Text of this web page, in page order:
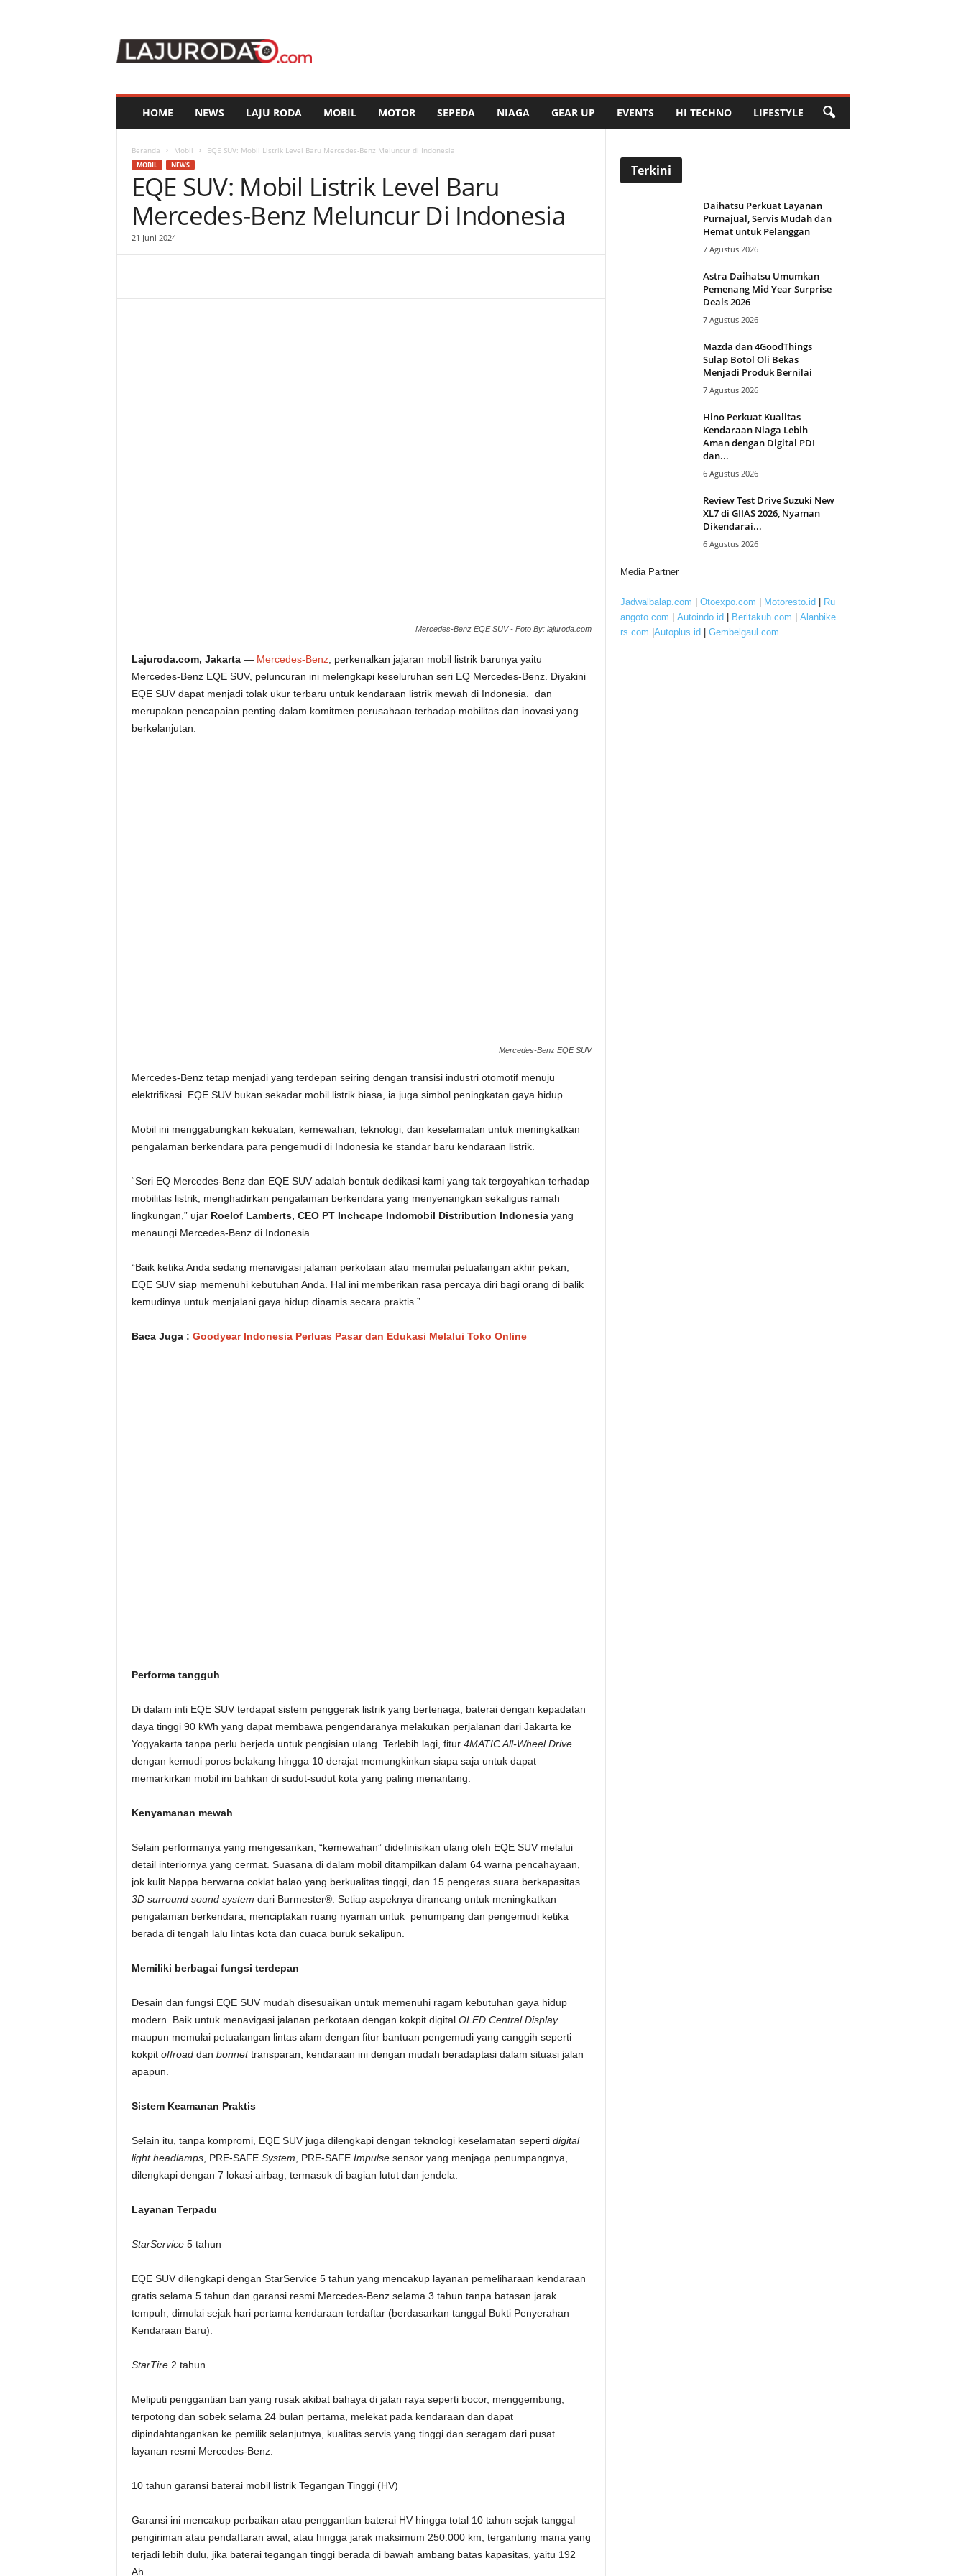
u
HOME NEWS LAJU RODA MOBIL MOTOR SEPEDA NIAGA GEAR UP EVENTS HI TECHNO LIFESTYLE
Beranda Mobil EQE SUV: Mobil Listrik Level Baru Mercedes-Benz Meluncur di Indonesia
MOBIL NEWS
EQE SUV: Mobil Listrik Level Baru
Mercedes-Benz Meluncur Di Indonesia
21 Juni 2024
Mercedes-Benz EQE SUV - Foto By: lajuroda.com
Lajuroda.com, Jakarta — Mercedes-Benz, perkenalkan jajaran mobil listrik barunya yaitu
Mercedes-Benz EQE SUV, peluncuran ini melengkapi keseluruhan seri EQ Mercedes-Benz. Diyakini
EQE SUV dapat menjadi tolak ukur terbaru untuk kendaraan listrik mewah di Indonesia. dan
merupakan pencapaian penting dalam komitmen perusahaan terhadap mobilitas dan inovasi yang
berkelanjutan.
Mercedes-Benz EQE SUV
Mercedes-Benz tetap menjadi yang terdepan seiring dengan transisi industri otomotif menuju
elektrifikasi. EQE SUV bukan sekadar mobil listrik biasa, ia juga simbol peningkatan gaya hidup.
Mobil ini menggabungkan kekuatan, kemewahan, teknologi, dan keselamatan untuk meningkatkan
pengalaman berkendara para pengemudi di Indonesia ke standar baru kendaraan listrik.
“Seri EQ Mercedes-Benz dan EQE SUV adalah bentuk dedikasi kami yang tak tergoyahkan terhadap
mobilitas listrik, menghadirkan pengalaman berkendara yang menyenangkan sekaligus ramah
lingkungan,” ujar Roelof Lamberts, CEO PT Inchcape Indomobil Distribution Indonesia yang
menaungi Mercedes-Benz di Indonesia.
“Baik ketika Anda sedang menavigasi jalanan perkotaan atau memulai petualangan akhir pekan,
EQE SUV siap memenuhi kebutuhan Anda. Hal ini memberikan rasa percaya diri bagi orang di balik
kemudinya untuk menjalani gaya hidup dinamis secara praktis.”
Baca Juga : Goodyear Indonesia Perluas Pasar dan Edukasi Melalui Toko Online
Performa tangguh
Di dalam inti EQE SUV terdapat sistem penggerak listrik yang bertenaga, baterai dengan kepadatan
daya tinggi 90 kWh yang dapat membawa pengendaranya melakukan perjalanan dari Jakarta ke
Yogyakarta tanpa perlu berjeda untuk pengisian ulang. Terlebih lagi, fitur 4MATIC All-Wheel Drive
dengan kemudi poros belakang hingga 10 derajat memungkinkan siapa saja untuk dapat
memarkirkan mobil ini bahkan di sudut-sudut kota yang paling menantang.
Kenyamanan mewah
Selain performanya yang mengesankan, “kemewahan” didefinisikan ulang oleh EQE SUV melalui
detail interiornya yang cermat. Suasana di dalam mobil ditampilkan dalam 64 warna pencahayaan,
jok kulit Nappa berwarna coklat balao yang berkualitas tinggi, dan 15 pengeras suara berkapasitas
3D surround sound system dari Burmester®. Setiap aspeknya dirancang untuk meningkatkan
pengalaman berkendara, menciptakan ruang nyaman untuk penumpang dan pengemudi ketika
berada di tengah lalu lintas kota dan cuaca buruk sekalipun.
Memiliki berbagai fungsi terdepan
Desain dan fungsi EQE SUV mudah disesuaikan untuk memenuhi ragam kebutuhan gaya hidup
modern. Baik untuk menavigasi jalanan perkotaan dengan kokpit digital OLED Central Display
maupun memulai petualangan lintas alam dengan fitur bantuan pengemudi yang canggih seperti
kokpit offroaddan bonnettransparan, kendaraan ini dengan mudah beradaptasi dalam situasi jalan
apapun.
Sistem Keamanan Praktis
Selain itu, tanpa kompromi, EQE SUV juga dilengkapi dengan teknologi keselamatan seperti digital
light headlamps, PRE-SAFE System , PRE-SAFE Impulsesensor yang menjaga penumpangnya,
dilengkapi dengan 7 lokasi airbag, termasuk di bagian lutut dan jendela.
Layanan Terpadu
StarService 5 tahun
EQE SUV dilengkapi dengan StarService 5 tahun yang mencakup layanan pemeliharaan kendaraan
gratis selama 5 tahun dan garansi resmi Mercedes-Benz selama 3 tahun tanpa batasan jarak
tempuh, dimulai sejak hari pertama kendaraan terdaftar (berdasarkan tanggal Bukti Penyerahan
Kendaraan Baru).
StarTire2 tahun
Meliputi penggantian ban yang rusak akibat bahaya di jalan raya seperti bocor, menggembung,
terpotong dan sobek selama 24 bulan pertama, melekat pada kendaraan dan dapat
dipindahtangankan ke pemilik selanjutnya, kualitas servis yang tinggi dan seragam dari pusat
layanan resmi Mercedes-Benz.
10 tahun garansi baterai mobil listrik Tegangan Tinggi (HV)
Garansi ini mencakup perbaikan atau penggantian baterai HV hingga total 10 tahun sejak tanggal
pengiriman atau pendaftaran awal, atau hingga jarak maksimum 250.000 km, tergantung mana yang
terjadi lebih dulu, jika baterai tegangan tinggi berada di bawah ambang batas kapasitas, yaitu 192
Ah.
Terkini
Daihatsu Perkuat Layanan
Purnajual, Servis Mudah dan
Hemat untuk Pelanggan
7 Agustus 2026
Astra Daihatsu Umumkan
Pemenang Mid Year Surprise
Deals 2026
7 Agustus 2026
Mazda dan 4GoodThings
Sulap Botol Oli Bekas
Menjadi Produk Bernilai
7 Agustus 2026
Hino Perkuat Kualitas
Kendaraan Niaga Lebih
Aman dengan Digital PDI
dan...
6 Agustus 2026
Review Test Drive Suzuki New
XL7 di GIIAS 2026, Nyaman
Dikendarai...
6 Agustus 2026
Media Partner
Jadwalbalap.com Otoexpo.com Motoresto.id
Ru
angoto.com
Autoindo.id Beritakuh.com
Alanbike
rs.com Autoplus.id Gembelgaul.com